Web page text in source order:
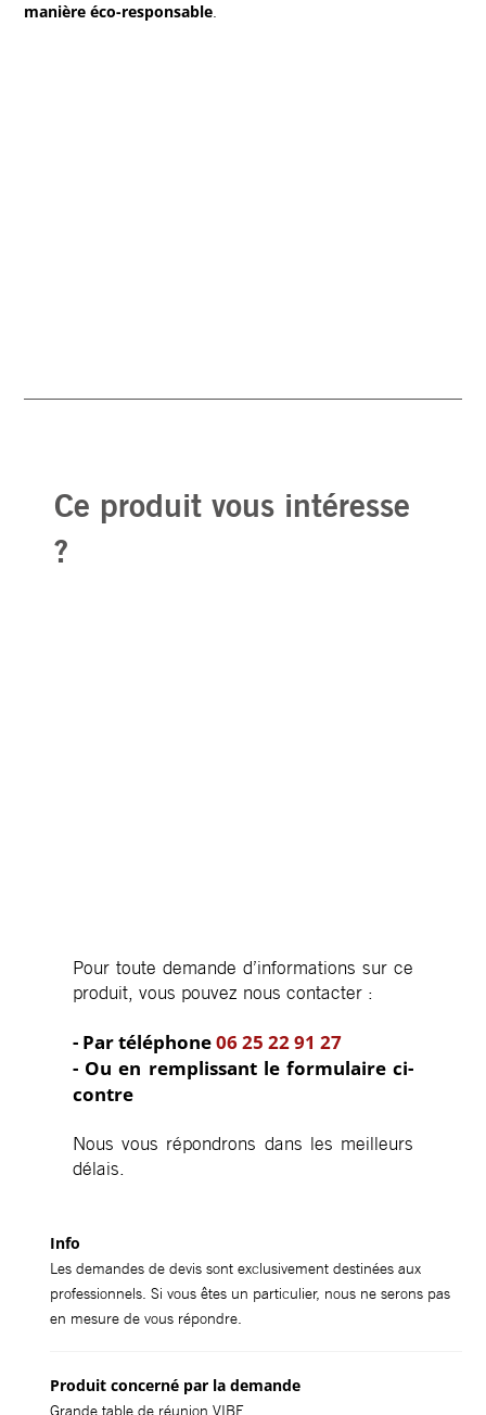
manière éco-responsable.
Ce produit vous intéresse
?
Pour toute demande d’informations sur ce
produit, vous pouvez nous contacter :
- Par téléphone06 25 22 91 27
- Ou en remplissant le formulaire ci-
contre
Nous vous répondrons dans les meilleurs
délais.
Info
Les demandes de devis sont exclusivement destinées aux
professionnels. Si vous êtes un particulier, nous ne serons pas
en mesure de vous répondre.
Produit concerné par la demande
Grande table de réunion VIBE